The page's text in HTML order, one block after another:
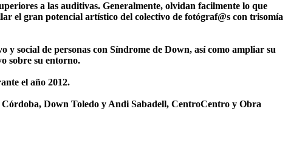
a las auditivas. Generalmente, olvidan facilmente lo que
el gran potencial artístico del colectivo de fotógraf@s con trisomía
y social de personas con Síndrome de Down, así como ampliar su
sobre su entorno.
el año 2012.
Down Toledo y Andi Sabadell, CentroCentro y Obra